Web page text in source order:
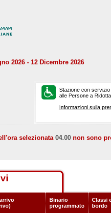
2026 - 12 Dicembre 2026
Stazione con
alle Persone a
Informazioni sulla
selezionata04.00 non sono
Binario
programmato
Classi
bordo